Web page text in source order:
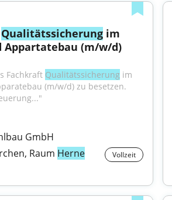
Qualitätssicherung im
Appartatebau (m/w/d)
Fachkraft Qualitätssicherung im
(m/w/d) zu besetzen.
GmbH
Raum Herne Vollzeit